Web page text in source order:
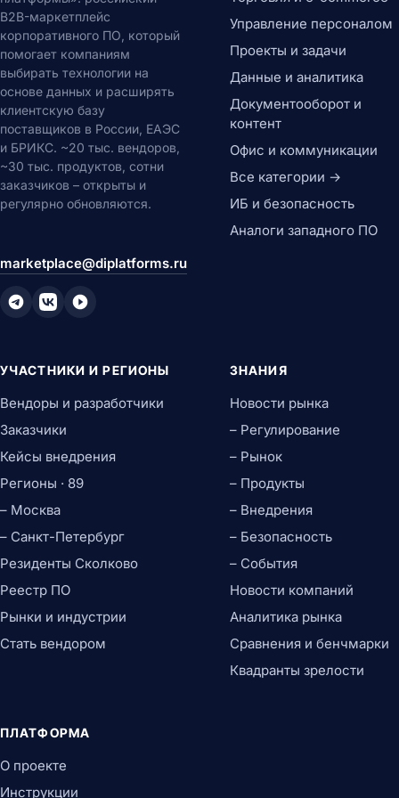
B2B-маркетплейс
корпоративного ПО, который
помогает компаниям
выбирать технологии на
основе данных и расширять
клиентскую базу
поставщиков в России, ЕАЭС
и БРИКС. ~20 тыс. вендоров,
~30 тыс. продуктов, сотни
заказчиков – открыты и
регулярно обновляются.
marketplace@diplatforms.ru
Управление персоналом
Проекты и задачи
Данные и аналитика
Документооборот и
контент
Офис и коммуникации
Все категории →
ИБ и безопасность
Аналоги западного ПО
УЧАСТНИКИ И РЕГИОНЫ
Вендоры и разработчики
Заказчики
Кейсы внедрения
Регионы · 89
– Москва
– Санкт-Петербург
Резиденты Сколково
Реестр ПО
Рынки и индустрии
Стать вендором
ЗНАНИЯ
Новости рынка
– Регулирование
– Рынок
– Продукты
– Внедрения
– Безопасность
– События
Новости компаний
Аналитика рынка
Сравнения и бенчмарки
Квадранты зрелости
ПЛАТФОРМА
О проекте
Инструкции